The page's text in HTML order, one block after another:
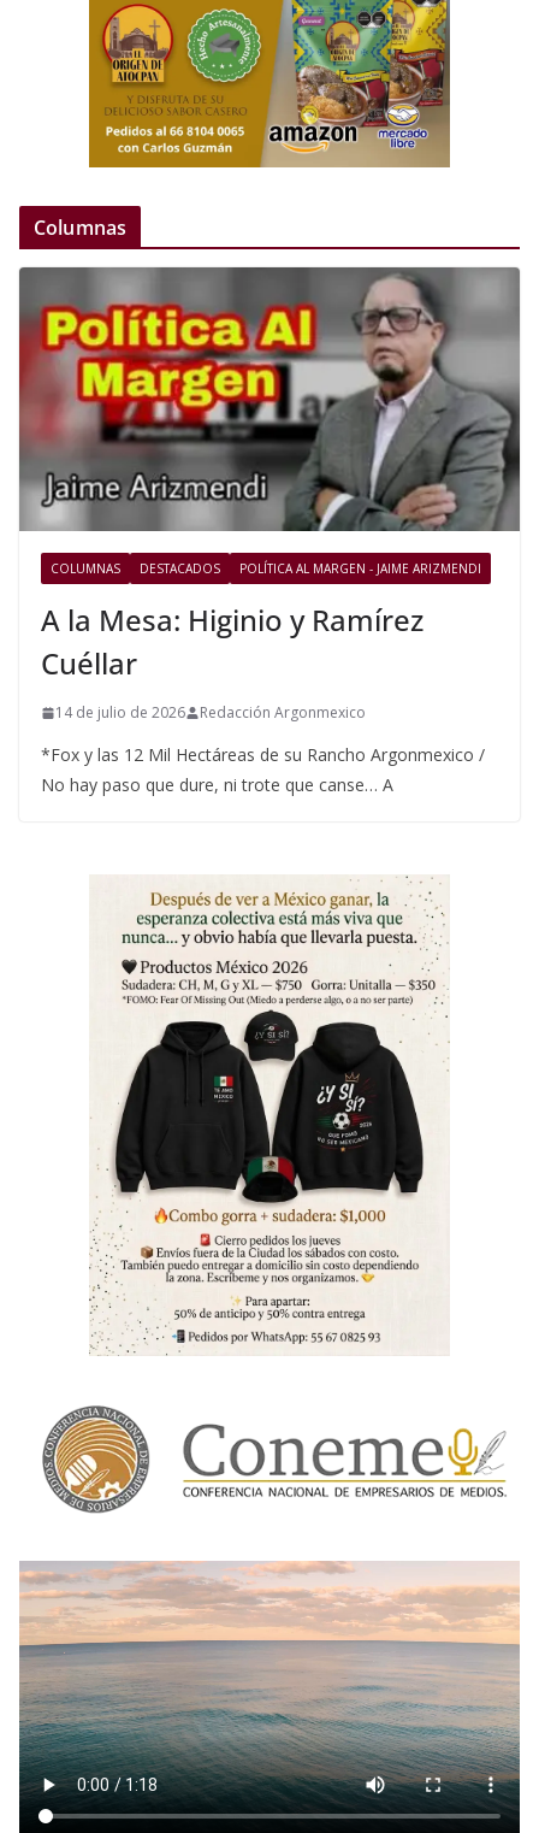
Columnas
COLUMNAS DESTACADOS POLÍTICA AL MARGEN - JAIME ARIZMENDI
A la Mesa: Higinio y Ramírez
Cuéllar
14 de julio de 2026 Redacción Argonmexico
*Fox y las 12 Mil Hectáreas de su Rancho Argonmexico /
No hay paso que dure, ni trote que canse… A